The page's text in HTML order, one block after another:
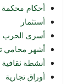
أحكام
أستثمار
أسرى الحرب
أشهر
أنشطة ثقافية
أوراق تجارية